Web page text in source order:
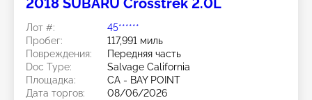
2018 SUBARU Crosstrek 2.0L
Лот #:
45******
Пробег:
117,991 миль
Повреждения:
Передняя часть
Doc Type:
Salvage California
Площадка:
CA - BAY POINT
Дата торгов:
08/06/2026